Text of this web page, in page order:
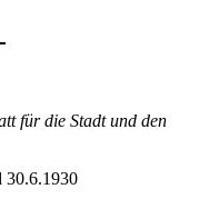
für die Stadt und den
30.6.1930